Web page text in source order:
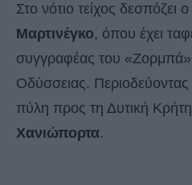
Στο νότιο τείχος
Μαρτινέγκο, όπου έχει
συγγραφέας του «Ζορμπά»
Οδύσσειας. Περιοδεύοντας
πύλη προς τη Δυτική
Χανιώπορτα.